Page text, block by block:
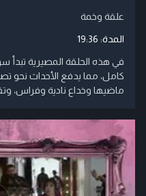
علقة وخمة
المدة: 19:36
في هذه الحلقة المصيرية تبدأ
كامل، مما يدفع الأحداث نحو
ماضيها وخداع نادية وفراس،